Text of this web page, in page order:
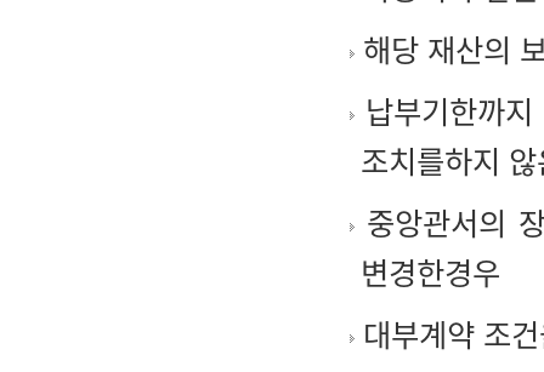
해당 재산의
납부기한까
조치를하지
중앙관서의
변경한경우
대부계약 조